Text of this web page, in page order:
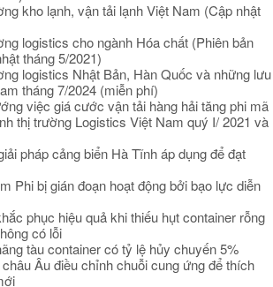
kho lạnh, vận tải lạnh Việt Nam (Cập nhật
logistics cho ngành Hóa chất (Phiên bản
tháng 5/2021)
logistics Nhật Bản, Hàn Quốc và những lưu
tháng 7/2024 (miễn phí)
việc giá cước vận tải hàng hải tăng phi mã
thị trường Logistics Việt Nam quý I/ 2021 và
pháp cảng biển Hà Tĩnh áp dụng để đạt
Phi bị gián đoạn hoạt động bởi bạo lực diễn
phục hiệu quả khi thiếu hụt container rỗng
có lỗi
tàu container có tỷ lệ hủy chuyến 5%
Âu điều chỉnh chuỗi cung ứng để thích